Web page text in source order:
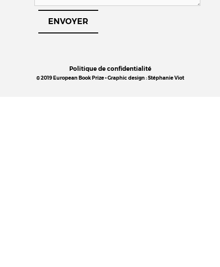
Politique de confidentialité
© 2019 European Book Prize • Graphic design : Stéphanie Viot